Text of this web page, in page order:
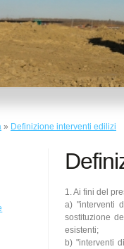
» Definizione interventi edilizi
1. Ai fini del
a) "interventi
sostituzione
esistenti;
b) "interventi